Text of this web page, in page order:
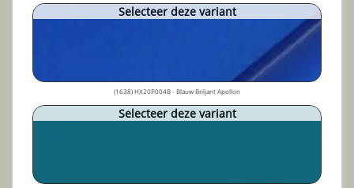
Selecteer deze variant
(1638) HX20P004B - Blauw Briljant Apollon
Selecteer deze variant